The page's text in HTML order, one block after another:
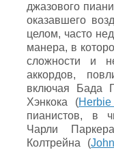
джазового
оказавшего
целом, часто
манера, в
сложности и
аккордов,
включая Бада
Хэнкока (
пианистов, в
Чарли
Колтрейна (